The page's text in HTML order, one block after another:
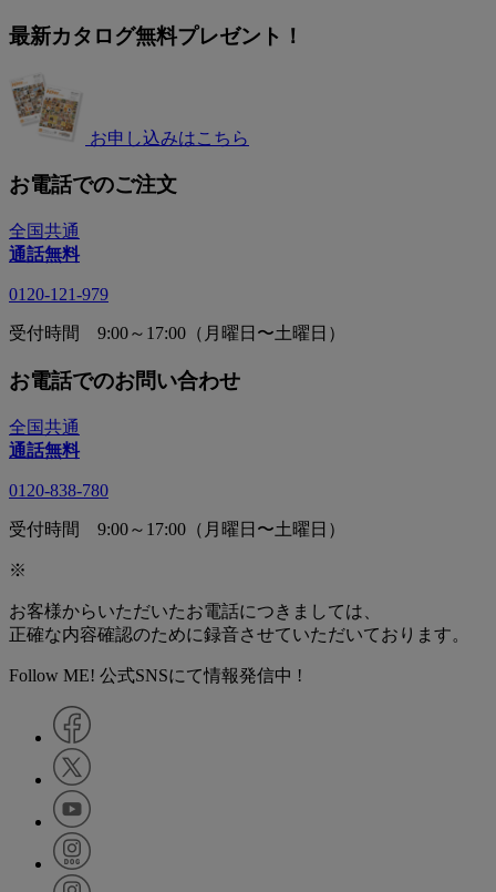
最新カタログ無料プレゼント！
お申し込みはこちら
お電話でのご注文
全国共通
通話無料
0120-121-979
受付時間 9:00～17:00（月曜日〜土曜日）
お電話でのお問い合わせ
全国共通
通話無料
0120-838-780
受付時間 9:00～17:00（月曜日〜土曜日）
※
お客様からいただいたお電話につきましては、
正確な内容確認のために録音させていただいております。
Follow ME! 公式SNSにて情報発信中 !